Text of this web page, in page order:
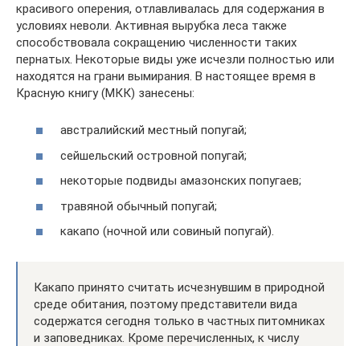
красивого оперения, отлавливалась для содержания в
условиях неволи. Активная вырубка леса также
способствовала сокращению численности таких
пернатых. Некоторые виды уже исчезли полностью или
находятся на грани вымирания. В настоящее время в
Красную книгу (МКК) занесены:
австралийский местный попугай;
сейшельский островной попугай;
некоторые подвиды амазонских попугаев;
травяной обычный попугай;
какапо (ночной или совиный попугай).
Какапо принято считать исчезнувшим в природной
среде обитания, поэтому представители вида
содержатся сегодня только в частных питомниках
и заповедниках. Кроме перечисленных, к числу